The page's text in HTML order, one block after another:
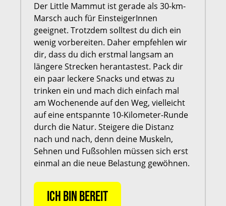
Der Little Mammut ist gerade als 30-km-
Marsch auch für EinsteigerInnen
geeignet. Trotzdem solltest du dich ein
wenig vorbereiten. Daher empfehlen wir
dir, dass du dich erstmal langsam an
längere Strecken herantastest. Pack dir
ein paar leckere Snacks und etwas zu
trinken ein und mach dich einfach mal
am Wochenende auf den Weg, vielleicht
auf eine entspannte 10-Kilometer-Runde
durch die Natur. Steigere die Distanz
nach und nach, denn deine Muskeln,
Sehnen und Fußsohlen müssen sich erst
einmal an die neue Belastung gewöhnen.
ICH BIN BEREIT